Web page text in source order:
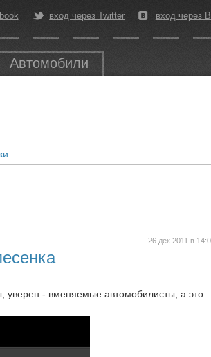
вход через Twitter вход через
Автомобили
26 дек 2011 в
- вменяемые автомобилисты, а это